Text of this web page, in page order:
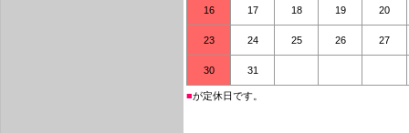
16 17 18 19 20
23 24 25 26 27
30 31
■が定休日です。